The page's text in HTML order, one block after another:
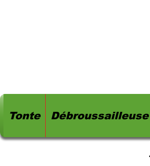
Tonte Débroussailleuse